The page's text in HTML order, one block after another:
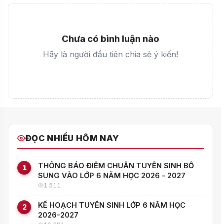
Chưa có bình luận nào
Hãy là người đầu tiên chia sẻ ý kiến!
ĐỌC NHIỀU HÔM NAY
1
THÔNG BÁO ĐIỂM CHUẨN TUYỂN SINH BỔ
SUNG VÀO LỚP 6 NĂM HỌC 2026 - 2027
1.511
2
KẾ HOẠCH TUYỂN SINH LỚP 6 NĂM HỌC
2026-2027